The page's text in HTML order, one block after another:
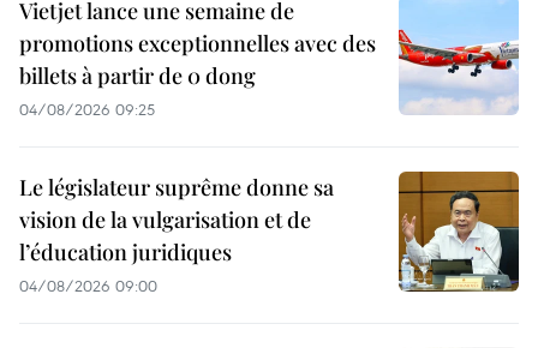
Vietjet lance une semaine de
promotions exceptionnelles avec des
billets à partir de 0 dong
04/08/2026 09:25
Le législateur suprême donne sa
vision de la vulgarisation et de
l’éducation juridiques
04/08/2026 09:00